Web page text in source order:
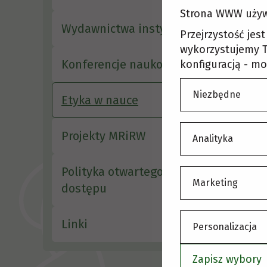
Wydawnictwa instytutu
Konferencje naukowe
Etyka w nauce
Projekty MRiRW
Polityka otwartego
dostępu
Linki
Strona WWW
Przejrzystość
wykorzystujemy
konfiguracją -
Niezbędne
Analityka
Marketing
Personalizacja
Zapisz wybory